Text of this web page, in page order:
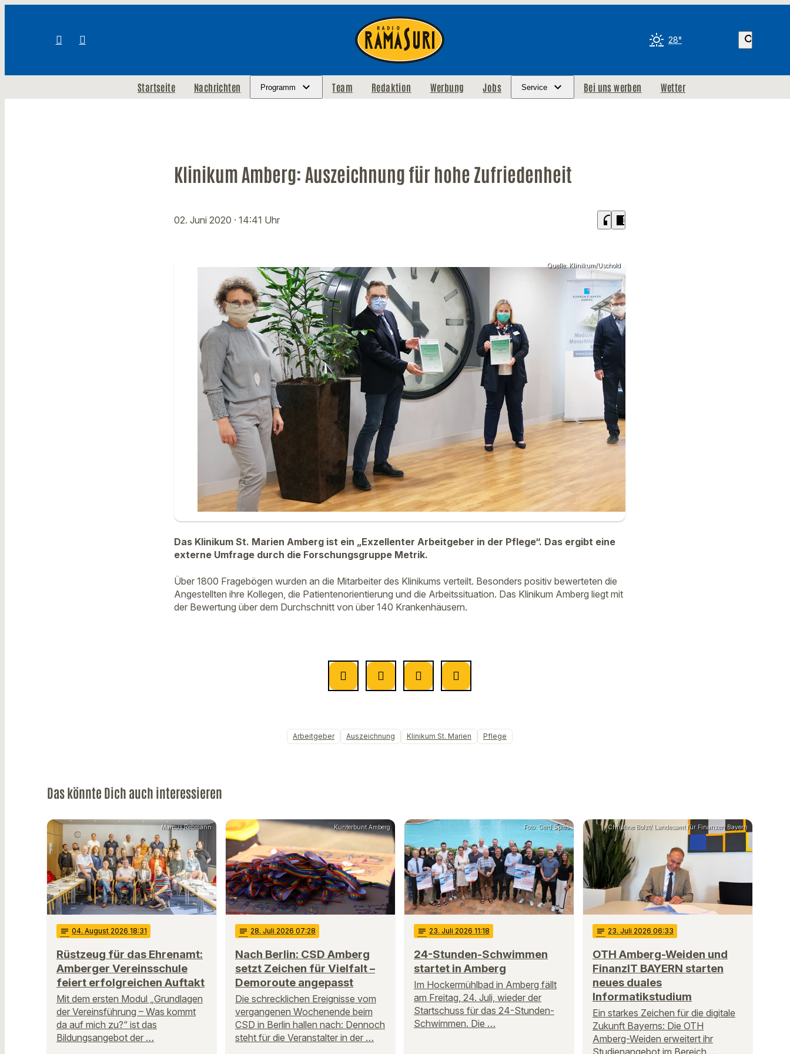
28° search
Startseite Nachrichten Programm Team Redaktion Werbung Jobs Service Bei uns werben Wetter
Klinikum Amberg: Auszeichnung für hohe Zufriedenheit
02. Juni 2020 · 14:41 Uhr headphones chrome_reader_mode
Quelle: Klinikum/Uschold
Das Klinikum St. Marien Amberg ist ein „Exzellenter Arbeitgeber in der Pflege“. Das ergibt eine
externe Umfrage durch die Forschungsgruppe Metrik.
Über 1800 Fragebögen wurden an die Mitarbeiter des Klinikums verteilt. Besonders positiv bewerteten die
Angestellten ihre Kollegen, die Patientenorientierung und die Arbeitssituation. Das Klinikum Amberg liegt mit
der Bewertung über dem Durchschnitt von über 140 Krankenhäusern.
Arbeitgeber Auszeichnung Klinikum St. Marien Pflege
Das könnte Dich auch interessieren
Marcus Rebmann
notes 04. August 2026 18:31
Rüstzeug für das Ehrenamt:
Amberger Vereinsschule
feiert erfolgreichen Auftakt
Mit dem ersten Modul „Grundlagen
der Vereinsführung – Was kommt
da auf mich zu?“ ist das
Bildungsangebot der …
Kunterbunt Amberg
notes 28. Juli 2026 07:28
Nach Berlin: CSD Amberg
setzt Zeichen für Vielfalt –
Demoroute angepasst
Die schrecklichen Ereignisse vom
vergangenen Wochenende beim
CSD in Berlin hallen nach: Dennoch
steht für die Veranstalter in der …
Foto: Gerd Spies
notes 23. Juli 2026 11:18
24-Stunden-Schwimmen
startet in Amberg
Im Hockermühlbad in Amberg fällt
am Freitag, 24. Juli, wieder der
Startschuss für das 24-Stunden-
Schwimmen. Die …
Christine Bolzt/ Landesamt für Finanzen Bayern
notes 23. Juli 2026 06:33
OTH Amberg-Weiden und
FinanzIT BAYERN starten
neues duales
Informatikstudium
Ein starkes Zeichen für die digitale
Zukunft Bayerns: Die OTH
Amberg-Weiden erweitert ihr